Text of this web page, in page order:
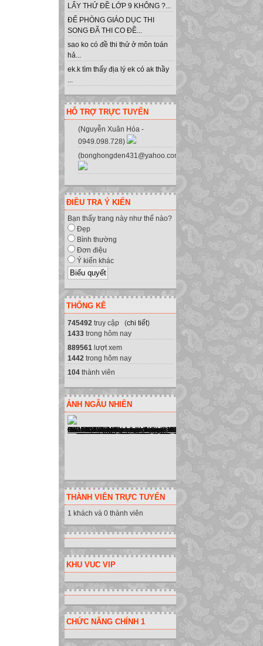
LẤY THỬ ĐỀ LỚP 9 KHÔNG ?...
ĐỂ PHÒNG GIÁO DỤC THI
SONG ĐÃ THI CO ĐỀ...
sao ko có đề thi thử ở môn toán
hả...
ek.k tìm thấy địa lý ek có ak thầy
...
HỖ TRỢ TRỰC TUYẾN
(Nguyễn Xuân Hóa -
0949.098.728)
(bonghongden431@yahoo.com.vn)
ĐIỀU TRA Ý KIẾN
Bạn thấy trang này như thế nào?
Đẹp
Bình thường
Đơn điệu
Ý kiến khác
THỐNG KÊ
745492 truy cập (chi tiết)
1433 trong hôm nay
889561 lượt xem
1442 trong hôm nay
104 thành viên
ẢNH NGẪU NHIÊN
THÀNH VIÊN TRỰC TUYẾN
1 khách và 0 thành viên
KHU VUC VIP
CHỨC NĂNG CHÍNH 1